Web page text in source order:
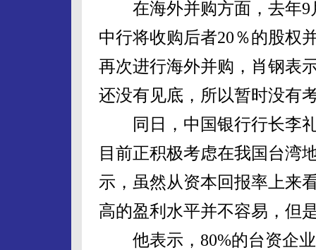
在海外并购方面，去年9
中行将收购后者20％的股权
再次进行海外并购，肖钢表
还没有见底，所以暂时没有
同日，中国银行行长李礼
目前正积极考虑在我国台湾
示，虽然从资本回报率上来
高的盈利水平并不容易，但
他表示，80%的台资企业